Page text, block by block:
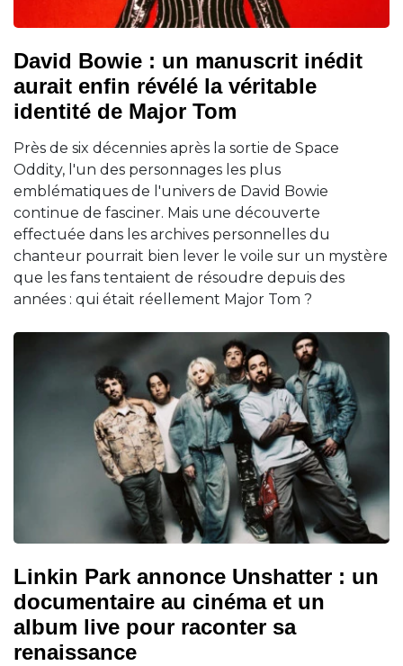
David Bowie : un manuscrit inédit
aurait enfin révélé la véritable
identité de Major Tom
Près de six décennies après la sortie de Space
Oddity, l'un des personnages les plus
emblématiques de l'univers de David Bowie
continue de fasciner. Mais une découverte
effectuée dans les archives personnelles du
chanteur pourrait bien lever le voile sur un mystère
que les fans tentaient de résoudre depuis des
années : qui était réellement Major Tom ?
Linkin Park annonce Unshatter : un
documentaire au cinéma et un
album live pour raconter sa
renaissance